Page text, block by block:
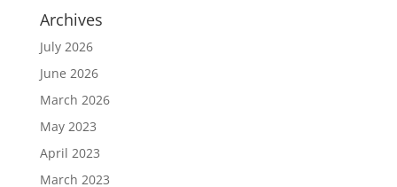
Archives
July 2026
June 2026
March 2026
May 2023
April 2023
March 2023